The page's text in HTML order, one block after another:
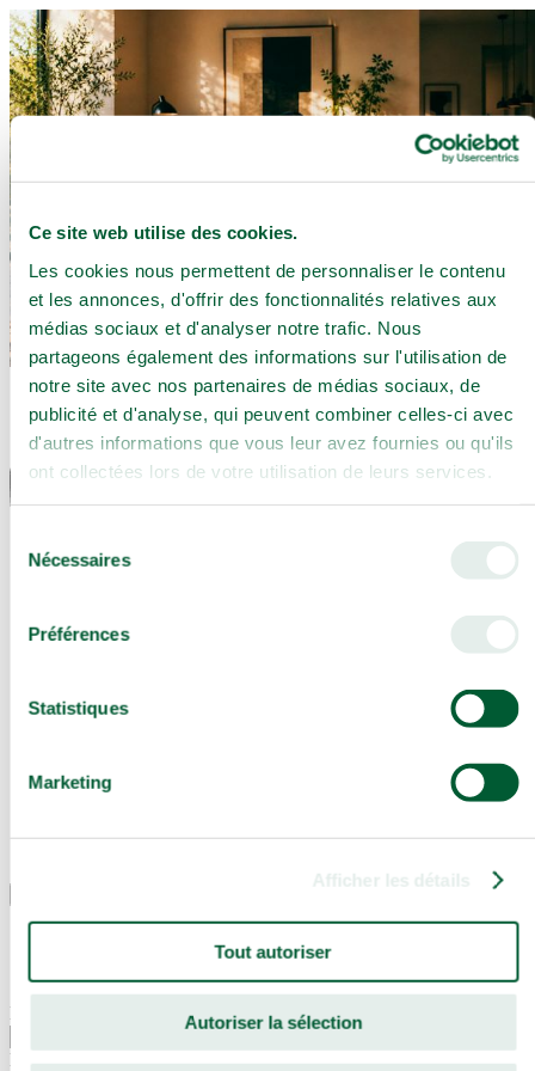
Ce site web utilise des cookies.
Les cookies nous permettent de personnaliser le contenu
et les annonces, d'offrir des fonctionnalités relatives aux
médias sociaux et d'analyser notre trafic. Nous
partageons également des informations sur l'utilisation de
notre site avec nos partenaires de médias sociaux, de
publicité et d'analyse, qui peuvent combiner celles-ci avec
d'autres informations que vous leur avez fournies ou qu'ils
ont collectées lors de votre utilisation de leurs services.
Nécessaires
Préférences
Statistiques
Marketing
Afficher les détails
Tout autoriser
Autoriser la sélection
Se connecter
Email
Mot de passe